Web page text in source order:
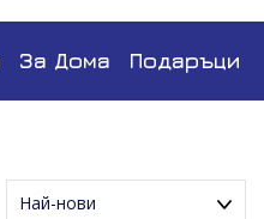
За Дома Подаръци
Най-нови